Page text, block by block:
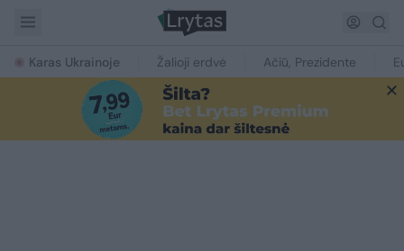
Karas Ukrainoje Žalioji erdvė Ačiū, Prezidente